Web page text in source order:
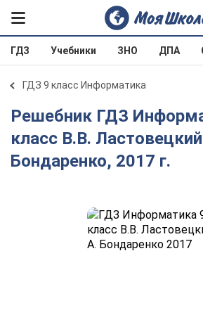
ГДЗ Учебники ЗНО ДПА
ГДЗ 9 класс Информатика
Решебник ГДЗ
класс В.В.
Бондаренко, 2017 г.